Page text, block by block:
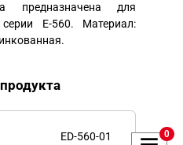
предназначена для
E-560. Материал:
ED-560-01 0